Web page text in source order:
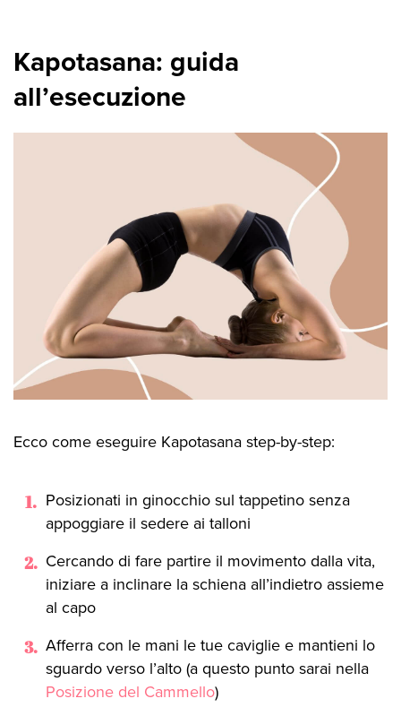
Kapotasana: guida
all’esecuzione
Ecco come eseguire Kapotasana step-by-step:
Posizionati in ginocchio sul tappetino senza
appoggiare il sedere ai talloni
Cercando di fare partire il movimento dalla vita,
iniziare a inclinare la schiena all’indietro assieme
al capo
Afferra con le mani le tue caviglie e mantieni lo
sguardo verso l’alto (a questo punto sarai nella
Posizione del Cammello)